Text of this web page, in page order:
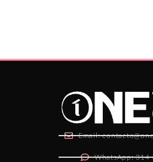
Email:
WhatsApp: 314